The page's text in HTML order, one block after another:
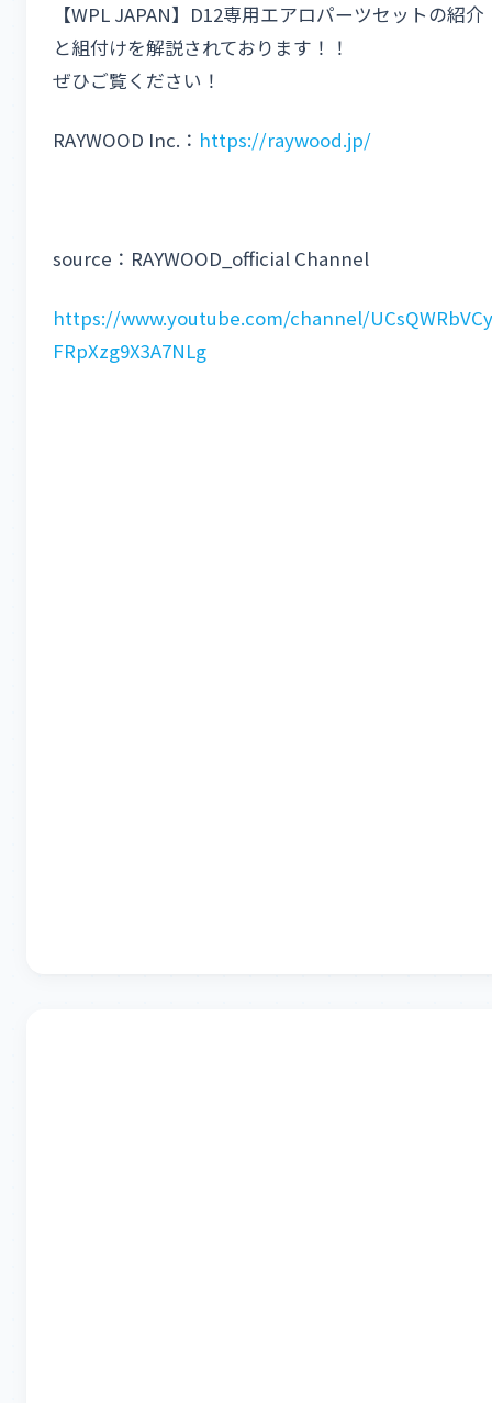
【WPL JAPAN】D12専用エアロパーツセットの紹介
と組付けを解説されております！！
ぜひご覧ください！
RAYWOOD Inc.： https://raywood.jp/
source：RAYWOOD_official Channel
https://www.youtube.com/channel/UCsQWRbVCy
FRpXzg9X3A7NLg